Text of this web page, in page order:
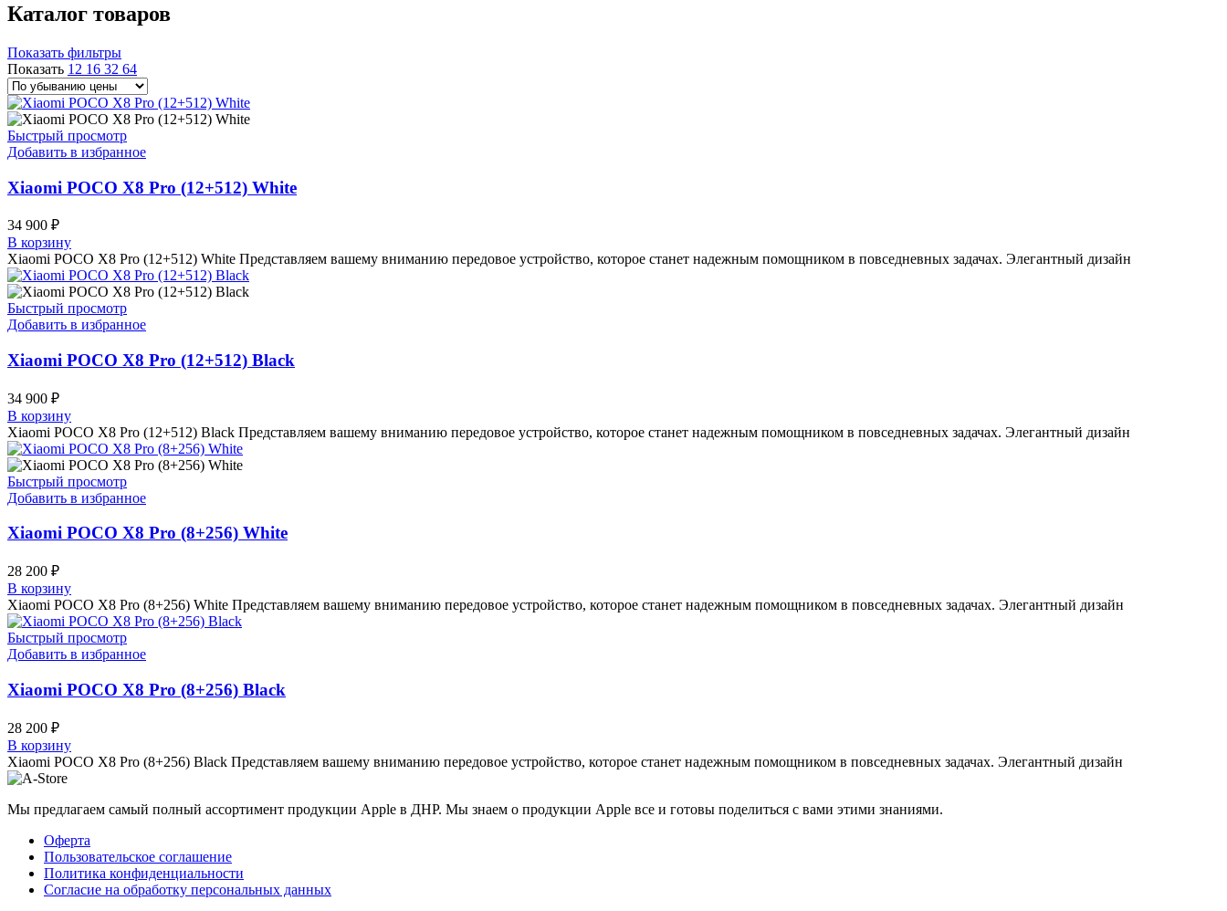
Каталог товаров
Показать фильтры
Показать 12 16 32 64
Быстрый просмотр
Добавить в избранное
Xiaomi POCO X8 Pro (12+512) White
34 900 ₽
В корзину
Xiaomi POCO X8 Pro (12+512) White Представляем вашему вниманию передовое устройство, которое станет надежным помощником в повседневных задачах. Элегантный дизайн
Быстрый просмотр
Добавить в избранное
Xiaomi POCO X8 Pro (12+512) Black
34 900 ₽
В корзину
Xiaomi POCO X8 Pro (12+512) Black Представляем вашему вниманию передовое устройство, которое станет надежным помощником в повседневных задачах. Элегантный дизайн
Быстрый просмотр
Добавить в избранное
Xiaomi POCO X8 Pro (8+256) White
28 200 ₽
В корзину
Xiaomi POCO X8 Pro (8+256) White Представляем вашему вниманию передовое устройство, которое станет надежным помощником в повседневных задачах. Элегантный дизайн
Быстрый просмотр
Добавить в избранное
Xiaomi POCO X8 Pro (8+256) Black
28 200 ₽
В корзину
Xiaomi POCO X8 Pro (8+256) Black Представляем вашему вниманию передовое устройство, которое станет надежным помощником в повседневных задачах. Элегантный дизайн
Мы предлагаем самый полный ассортимент продукции Apple в ДНР. Мы знаем о продукции Apple все и готовы поделиться с вами этими знаниями.
Оферта
Пользовательское соглашение
Политика конфиденциальности
Согласие на обработку персональных данных